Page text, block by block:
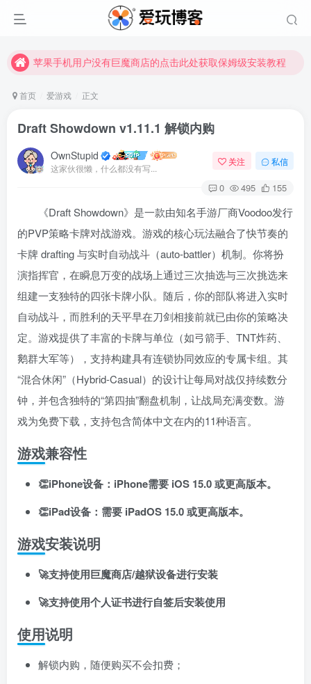
苹果手机用户没有巨魔商店的点击此处获取保姆级安装教程
苹果手机用户没有巨魔商店的点击此处获取保姆级安装教程
首页 爱游戏 正文
Draft Showdown v1.11.1 解锁内购
OwnStupid
这家伙很懒，什么都没有写...
关注 私信
0 495 155
《Draft Showdown》是一款由知名手游厂商Voodoo发行
的PVP策略卡牌对战游戏。游戏的核心玩法融合了快节奏的
卡牌 drafting 与实时自动战斗（auto-battler）机制。你将扮
演指挥官，在瞬息万变的战场上通过三次抽选与三次挑选来
组建一支独特的四张卡牌小队。随后，你的部队将进入实时
自动战斗，而胜利的天平早在刀剑相接前就已由你的策略决
定。游戏提供了丰富的卡牌与单位（如弓箭手、TNT炸药、
鹅群大军等）
，支持构建具有连锁协同效应的专属卡组。其
“混合休闲”（Hybrid-Casual）的设计让每局对战仅持续数分
钟 ，并包含独特的“第四抽”翻盘机制，让战局充满变数。游
戏为免费下载，支持包含简体中文在内的11种语言。
游戏兼容性
👏iPhone设备：iPhone需要 iOS 15.0 或更高版本。
👏iPad设备：需要 iPadOS 15.0 或更高版本。
游戏安装说明
🚀支持使用巨魔商店/越狱设备进行安装
🚀支持使用个人证书进行自签后安装使用
使用说明
解锁内购，随便购买不会扣费；